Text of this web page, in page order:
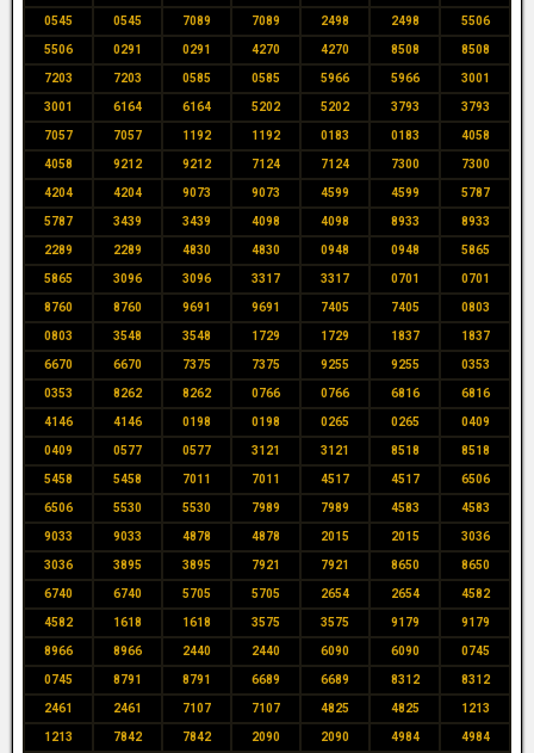
0545 0545 7089 7089 2498 2498 5506
5506 0291 0291 4270 4270 8508 8508
7203 7203 0585 0585 5966 5966 3001
3001 6164 6164 5202 5202 3793 3793
7057 7057 1192 1192 0183 0183 4058
4058 9212 9212 7124 7124 7300 7300
4204 4204 9073 9073 4599 4599 5787
5787 3439 3439 4098 4098 8933 8933
2289 2289 4830 4830 0948 0948 5865
5865 3096 3096 3317 3317 0701 0701
8760 8760 9691 9691 7405 7405 0803
0803 3548 3548 1729 1729 1837 1837
6670 6670 7375 7375 9255 9255 0353
0353 8262 8262 0766 0766 6816 6816
4146 4146 0198 0198 0265 0265 0409
0409 0577 0577 3121 3121 8518 8518
5458 5458 7011 7011 4517 4517 6506
6506 5530 5530 7989 7989 4583 4583
9033 9033 4878 4878 2015 2015 3036
3036 3895 3895 7921 7921 8650 8650
6740 6740 5705 5705 2654 2654 4582
4582 1618 1618 3575 3575 9179 9179
8966 8966 2440 2440 6090 6090 0745
0745 8791 8791 6689 6689 8312 8312
2461 2461 7107 7107 4825 4825 1213
1213 7842 7842 2090 2090 4984 4984